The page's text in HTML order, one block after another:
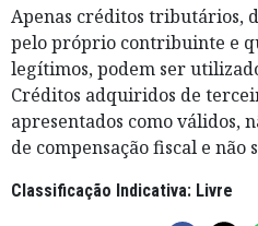
Apenas créditos tributários,
pelo próprio contribuinte e
legítimos, podem ser
Créditos adquiridos de
apresentados como válidos,
de compensação fiscal e não
Classificação Indicativa: Livre